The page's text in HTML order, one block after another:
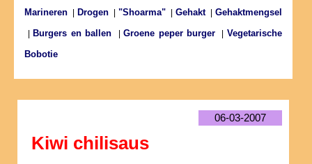
Marineren Drogen "Shoarma" Gehakt|Gehaktmengsel
Burgers en ballen |Groene peper burger |Vegetarische
Bobotie
06-03-2007
Kiwi chilisaus